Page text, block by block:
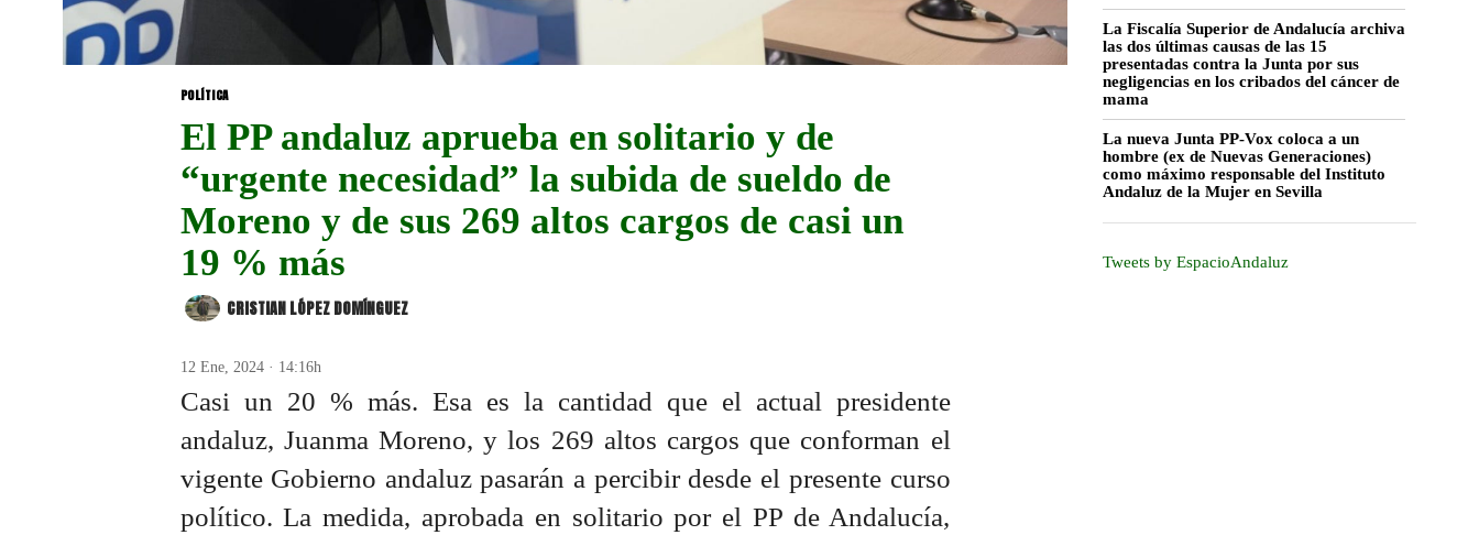
POLÍTICA
El PP andaluz aprueba en solitario y de
“urgente necesidad” la subida de sueldo de
Moreno y de sus 269 altos cargos de casi un
19 % más
CRISTIAN LÓPEZ DOMÍNGUEZ
12 Ene, 2024 · 14:16h
Casi un 20 % más. Esa es la cantidad que el actual presidente
andaluz, Juanma Moreno, y los 269 altos cargos que conforman el
vigente Gobierno andaluz pasarán a percibir desde el presente curso
político. La medida, aprobada en solitario por el PP de Andalucía,
La Fiscalía Superior de Andalucía archiva
las dos últimas causas de las 15
presentadas contra la Junta por sus
negligencias en los cribados del cáncer de
mama
La nueva Junta PP-Vox coloca a un
hombre (ex de Nuevas Generaciones)
como máximo responsable del Instituto
Andaluz de la Mujer en Sevilla
Tweets by EspacioAndaluz